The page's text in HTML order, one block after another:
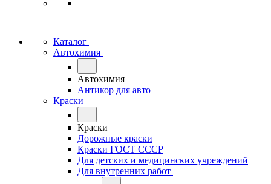
Каталог
Автохимия
Автохимия
Антикор для авто
Краски
Краски
Дорожные краски
Краски ГОСТ СССР
Для детских и медицинских учреждений
Для внутренних работ